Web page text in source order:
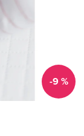
-9 %